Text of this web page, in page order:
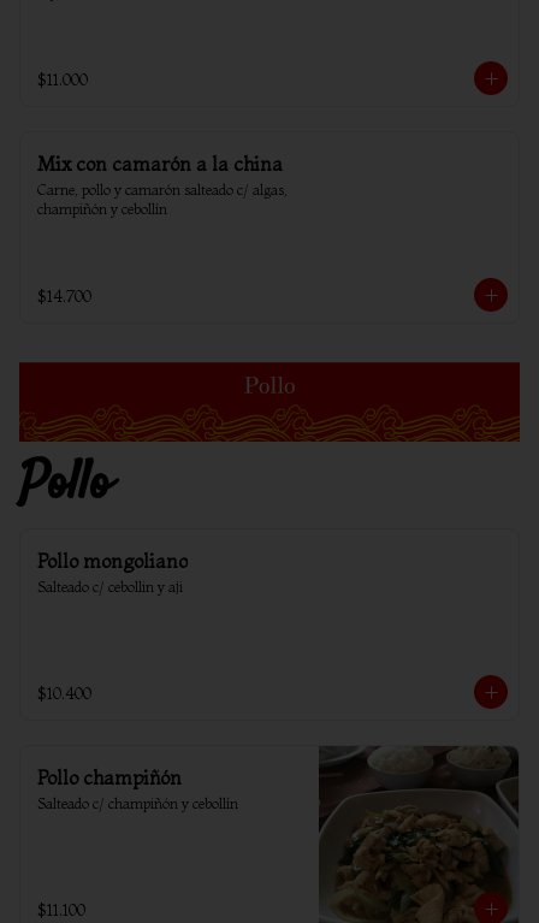
$11.000
Mix con camarón a la china
Carne, pollo y camarón salteado c/ algas,
champiñón y cebollín
$14.700
Pollo
Pollo mongoliano
Salteado c/ cebollin y aji
$10.400
Pollo champiñón
Salteado c/ champiñón y cebollín
$11.100